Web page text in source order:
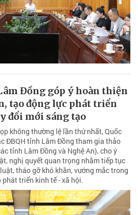
Đồng góp ý hoàn thiện
tạo động lực phát triển
đổi mới sáng tạo
không thường lệ lần thứ nhất, Quốc
ĐBQH tỉnh Lâm Đồng tham gia thảo
tỉnh Lâm Đồng và Nghệ An), cho ý
nghị quyết quan trọng nhằm tiếp tục
tháo gỡ khó khăn, vướng mắc trong
triển kinh tế - xã hội.